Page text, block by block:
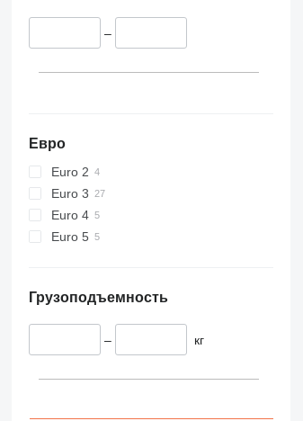
–
Евро
Euro 2
Euro 3
Euro 4
Euro 5
Грузоподъемность
– кг